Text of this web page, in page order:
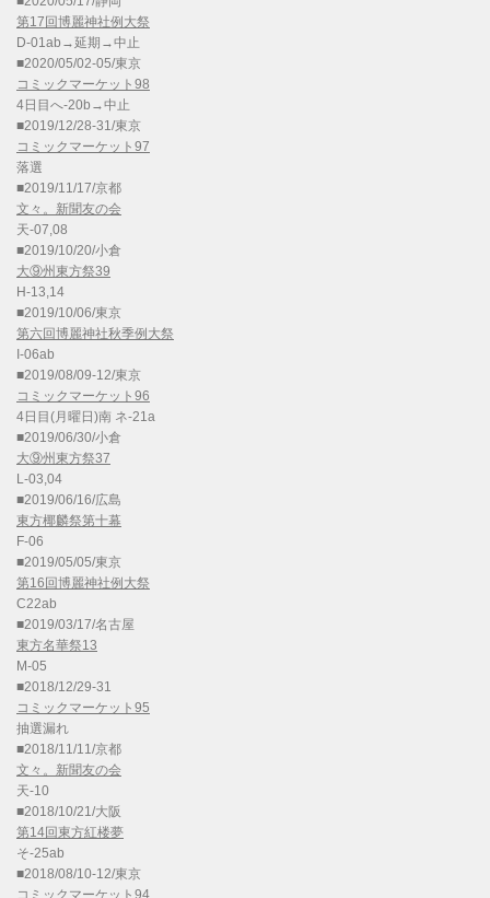
第17回博麗神社例大祭
D-01ab→延期→中止
■2020/05/02-05/東京
コミックマーケット98
4日目へ-20b→中止
■2019/12/28-31/東京
コミックマーケット97
落選
■2019/11/17/京都
文々。新聞友の会
天-07,08
■2019/10/20/小倉
大⑨州東方祭39
H-13,14
■2019/10/06/東京
第六回博麗神社秋季例大祭
I-06ab
■2019/08/09-12/東京
コミックマーケット96
4日目(月曜日)南 ネ-21a
■2019/06/30/小倉
大⑨州東方祭37
L-03,04
■2019/06/16/広島
東方椰麟祭第十幕
F-06
■2019/05/05/東京
第16回博麗神社例大祭
C22ab
■2019/03/17/名古屋
東方名華祭13
M-05
■2018/12/29-31
コミックマーケット95
抽選漏れ
■2018/11/11/京都
文々。新聞友の会
天-10
■2018/10/21/大阪
第14回東方紅楼夢
そ-25ab
■2018/08/10-12/東京
コミックマーケット94